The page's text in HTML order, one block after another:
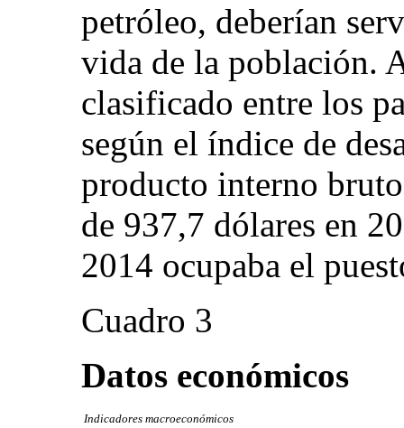
petróleo, deberían
vida de la población.
clasificado entre los
según el índice de
producto interno
de 937,7 dólares en
2014 ocupaba el
Cuadro 3
Datos económicos
Indicadores macroeconómicos